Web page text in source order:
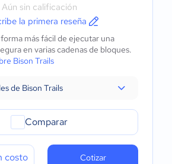
Aún sin calificación
la primera reseña
forma más fácil de ejecutar una
en varias cadenas de bloques.
Bison Trails
de Bison Trails
Comparar
costo Cotizar